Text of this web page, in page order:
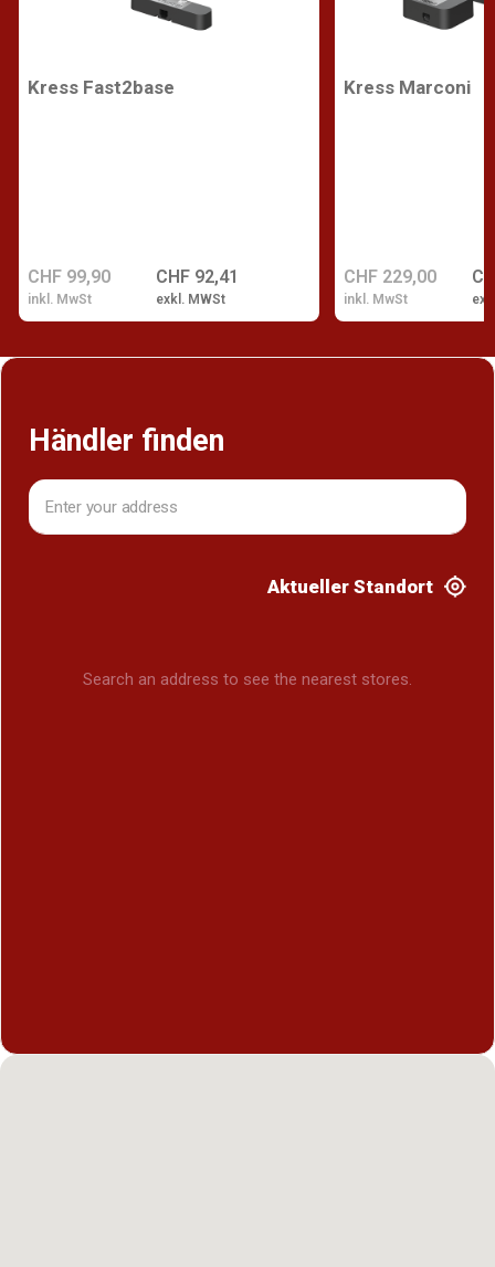
Kress Fast2base
CHF 92,41
exkl. MWSt
CHF 99,90
inkl. MwSt
Kress Marconi
CHF 229,00
inkl. MwSt
Händler finden
Aktueller Standort
Search an address to see the nearest stores.